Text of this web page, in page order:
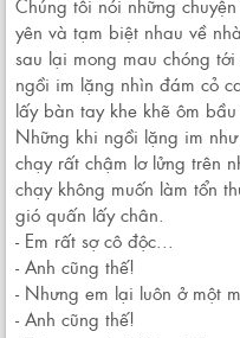
yên và tạm biệt nhau về
sau lại mong mau chóng
ngồi im lặng nhìn đám cỏ
lấy bàn tay khe khẽ ôm
Những khi ngồi lặng im
chạy rất chậm lơ lửng trên
chạy không muốn làm tổn
gió quấn lấy chân.
- Em rất sợ cô độc...
- Anh cũng thế!
- Nhưng em lại luôn ở một
- Anh cũng thế!